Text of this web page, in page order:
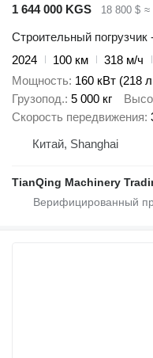
1 644 000 KGS
18 800 $ ≈
Строительный
2024
100 км 318 м/ч
Мощность 160 кВт (218
Грузопод. 5 000 кг
Скорость передвижения
Китай, Shanghai
TianQing Machinery